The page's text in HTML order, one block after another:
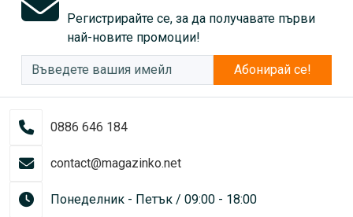
Регистрирайте се, за да получавате първи
най-новите промоции!
Абонирай се!
0886 646 184
contact@magazinko.net
Понеделник - Петък / 09:00 - 18:00